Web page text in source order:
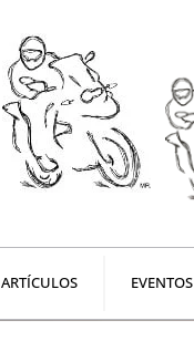
ARTÍCULOS EVENTOS